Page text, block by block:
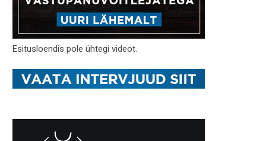
Esitusloendis pole ühtegi videot.